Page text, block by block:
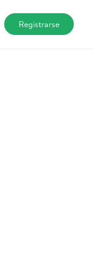
Registrarse